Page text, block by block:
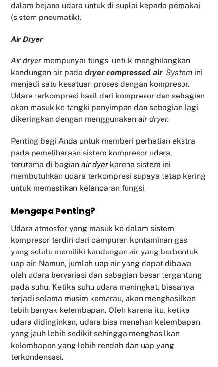
dalam bejana udara untuk di suplai kepada pemakai
(sistem pneumatik).
Air Dryer
Air dryer mempunyai fungsi untuk menghilangkan
kandungan air padadryer compressed air.System ini
menjadi satu kesatuan proses dengan kompresor.
Udara terkompresi hasil dari kompresor dan sebagian
akan masuk ke tangki penyimpan dan sebagian lagi
dikeringkan dengan menggunakanair dryer.
Penting bagi Anda untuk memberi perhatian ekstra
pada pemeliharaan sistem kompresor udara,
terutama di bagianair dyer karena sistem ini
membutuhkan udara terkompresi supaya tetap kering
untuk memastikan kelancaran fungsi.
Mengapa Penting?
Udara atmosfer yang masuk ke dalam sistem
kompresor terdiri dari campuran kontaminan gas
yang selalu memiliki kandungan air yang berbentuk
uap air. Namun, jumlah uap air yang dapat dibawa
oleh udara bervariasi dan sebagian besar tergantung
pada suhu. Ketika suhu udara meningkat, biasanya
terjadi selama musim kemarau, akan menghasilkan
lebih banyak kelembapan. Oleh karena itu, ketika
udara didinginkan, udara bisa menahan kelembapan
yang jauh lebih sedikit sehingga menghasilkan
kelembapan yang lebih rendah dan uap yang
terkondensasi.